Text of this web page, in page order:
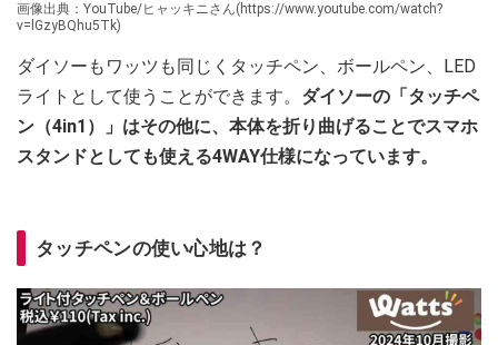
画像出典：YouTube/ヒャッキニさん(https://www.youtube.com/watch?
v=lGzyBQhu5Tk)
ダイソーもワッツも同じくタッチペン、ボールペン、LED
ライトとして使うことができます。 ダイソーの「タッチペ
ン（4in1）」はその他に、本体を折り曲げることでスマホ
スタンドとしても使える4WAY仕様になっています。
タッチペンの使い心地は？